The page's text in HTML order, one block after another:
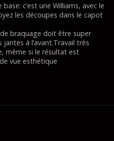
base: c’est une Williams, avec le
les découpes dans le capot
braquage doit être super
à l’avant.Travail très
même si le résultat est
vue esthétique